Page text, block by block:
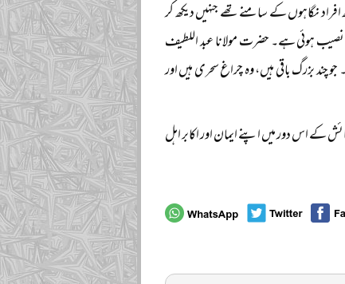
نگاہوں کے سامنے تھے جنہیں دیکھ کر
نصیب ہوئی ہے۔ حضرت مولانا عبد اللطیف
چند بزرگ باقی ہیں، وہ چراغ سحری ہیں اور
کے اس دور میں اپنے ایمان اور اکابر اہل